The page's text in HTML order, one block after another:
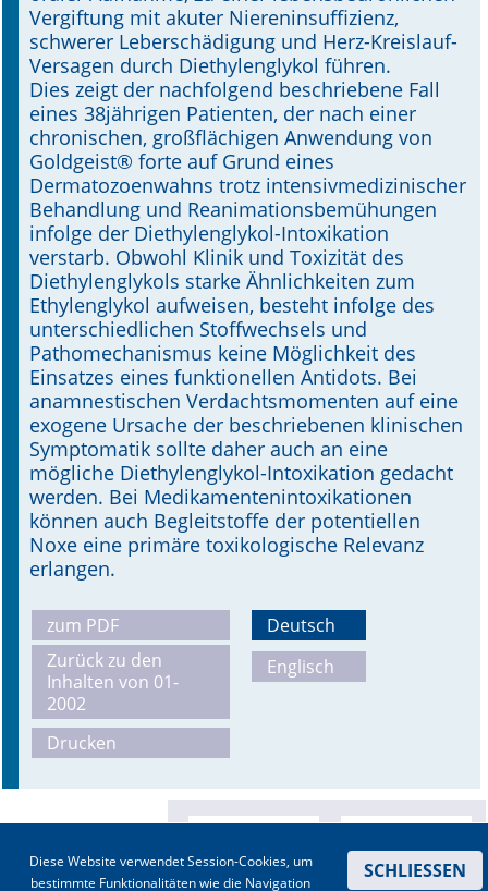
A&I English
Mediadaten
Autoren-Service
Bestell-Service
Stellenmarkt
Kongresskalender
Vergiftung mit akuter Niereninsuffizienz,
schwerer Leberschädigung und Herz-Kreislauf-
Versagen durch Diethylenglykol führen.
Dies zeigt der nachfolgend beschriebene Fall
eines 38jährigen Patienten, der nach einer
chronischen, großflächigen Anwendung von
Goldgeist® forte auf Grund eines
Dermatozoenwahns trotz intensivmedizinischer
Behandlung und Reanimationsbemühungen
infolge der Diethylenglykol-Intoxikation
verstarb. Obwohl Klinik und Toxizität des
Diethylenglykols starke Ähnlichkeiten zum
Ethylenglykol aufweisen, besteht infolge des
unterschiedlichen Stoffwechsels und
Pathomechanismus keine Möglichkeit des
Einsatzes eines funktionellen Antidots. Bei
anamnestischen Verdachtsmomenten auf eine
exogene Ursache der beschriebenen klinischen
Symptomatik sollte daher auch an eine
mögliche Diethylenglykol-Intoxikation gedacht
werden. Bei Medikamentenintoxikationen
können auch Begleitstoffe der potentiellen
Noxe eine primäre toxikologische Relevanz
erlangen.
zum PDF
Zurück zu den
Inhalten von 01-
2002
Drucken
Deutsch
Englisch
Diese Website verwendet Session-Cookies, um
bestimmte Funktionalitäten wie die Navigation
SCHLIESSEN